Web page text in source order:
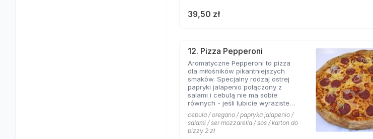
39,50 zł
12. Pizza Pepperoni
Aromatyczne Pepperoni to pizza
dla miłośników pikantniejszych
smaków. Specjalny rodzaj ostrej
papryki jalapenio połączony z
salami i cebulą nie ma sobie
równych - jeśli lubicie wyraziste
składniki na roztopionej mozarelli.
cebula / oregano / papryka jalapenio /
salami / ser mozzarella / sos / karton do
pizzy 2 zł